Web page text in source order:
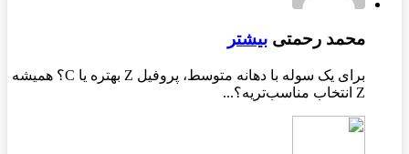
محمد رحمتی بیشتر
برای یک سوله با دهانه متوسط، پروفیل Z بهتره یا C؟ همیشه
Z انتخاب مناسب‌تریه؟...